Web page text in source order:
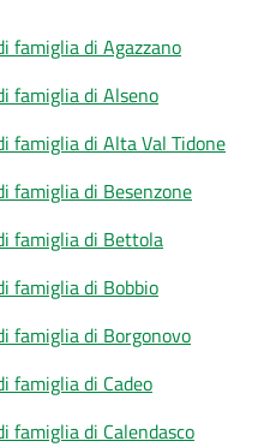
famiglia di Agazzano
famiglia di Alseno
famiglia di Alta Val Tidone
famiglia di Besenzone
famiglia di Bettola
famiglia di Bobbio
famiglia di Borgonovo
famiglia di Cadeo
famiglia di Calendasco